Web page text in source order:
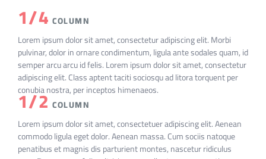
1/4 COLUMN
Lorem ipsum dolor sit amet, consectetur adipiscing elit. Morbi
pulvinar, dolor in ornare condimentum, ligula ante sodales quam, id
semper arcu arcu id felis. Lorem ipsum dolor sit amet, consectetur
adipiscing elit. Class aptent taciti sociosqu ad litora torquent per
conubia nostra, per inceptos himenaeos.
1/2COLUMN
Lorem ipsum dolor sit amet, consectetuer adipiscing elit. Aenean
commodo ligula eget dolor. Aenean massa. Cum sociis natoque
penatibus et magnis dis parturient montes, nascetur ridiculus